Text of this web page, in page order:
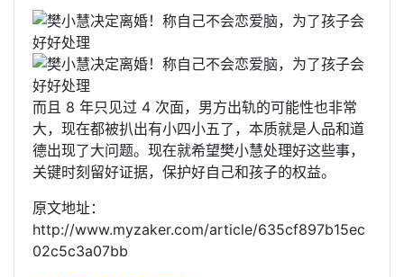
而且 8 年只见过 4 次面，男方出轨的可能性也非常
大，现在都被扒出有小四小五了，本质就是人品和道
德出现了大问题。现在就希望樊小慧处理好这些事，
关键时刻留好证据，保护好自己和孩子的权益。
原文地址：
http://www.myzaker.com/article/635cf897b15ec
02c5c3a07bb